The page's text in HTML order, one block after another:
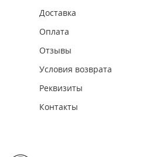
Доставка
Оплата
Отзывы
Условия возврата
Реквизиты
Контакты